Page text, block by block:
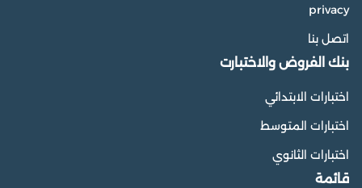
privacy
اتصل بنا
بنك الفروض والاختبارت
اختبارات الابتدائي
اختبارات المتوسط
اختبارات الثانوي
قائمة